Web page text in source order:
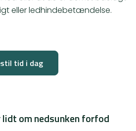
eller ledhindebetændelse.
tid i dag
om nedsunken forfod